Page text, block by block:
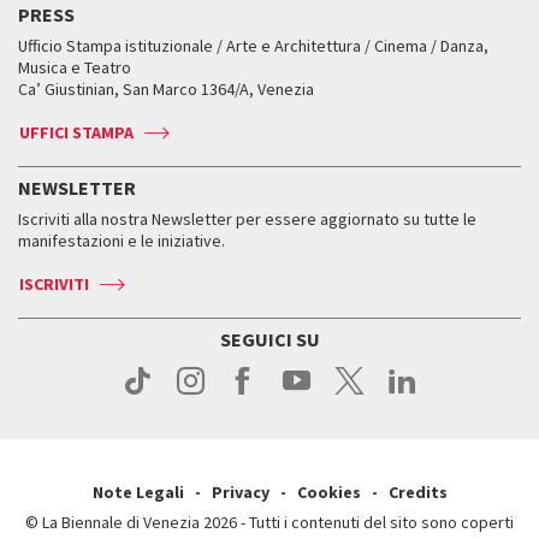
FAQ
Servizi al pubblico
Come raggiungerci
Press
Edizioni passate
Orari e sedi
Accrediti
Come raggiungerci
Orari e sedi
Biglietti
Accrediti
Come raggiungerci
Contatti
Press
Accrediti
Servizi al pubblico
Come raggiungerci
Press
Workshop di critica teatrale
Leone d’oro alla carriera
Leone d’argento
Edizioni passate
Orari e sedi
Biglietti
Servizi al pubblico
Come raggiungerci
Contatti
Mostre Virtuali
Fondi e Collezioni
Biennale College ASAC
ASAC DATI
Storia
Orari e sedi
PRESS
Ufficio Stampa istituzionale / Arte e Architettura / Cinema / Danza,
Musica e Teatro
Ca’ Giustinian, San Marco 1364/A, Venezia
UFFICI STAMPA
NEWSLETTER
Iscriviti alla nostra Newsletter per essere aggiornato su tutte le
manifestazioni e le iniziative.
ISCRIVITI
SEGUICI SU
Note Legali Privacy Cookies
Credits
© La Biennale di Venezia 2026 - Tutti i contenuti del sito sono coperti